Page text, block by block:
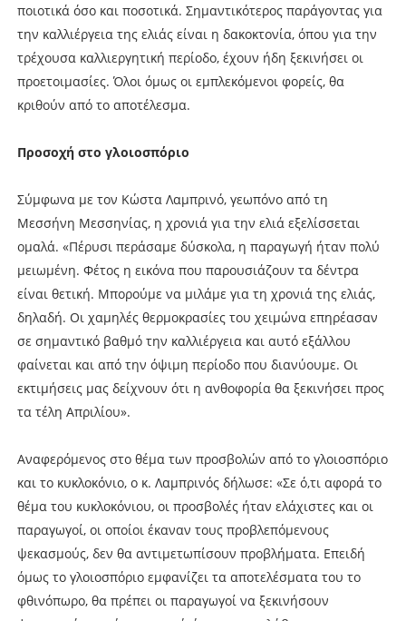
ποιοτικά όσο και ποσοτικά. Σημαντικότερος παράγοντας για
την καλλιέργεια της ελιάς είναι η δακοκτονία, όπου για την
τρέχουσα καλλιεργητική περίοδο, έχουν ήδη ξεκινήσει οι
προετοιμασίες. Όλοι όμως οι εμπλεκόμενοι φορείς, θα
κριθούν από το αποτέλεσμα.
Προσοχή στο γλοιοσπόριο
Σύμφωνα με τον Κώστα Λαμπρινό, γεωπόνο από τη
Μεσσήνη Μεσσηνίας, η χρονιά για την ελιά εξελίσσεται
ομαλά. «Πέρυσι περάσαμε δύσκολα, η παραγωγή ήταν πολύ
μειωμένη. Φέτος η εικόνα που παρουσιάζουν τα δέντρα
είναι θετική. Μπορούμε να μιλάμε για τη χρονιά της ελιάς,
δηλαδή. Οι χαμηλές θερμοκρασίες του χειμώνα επηρέασαν
σε σημαντικό βαθμό την καλλιέργεια και αυτό εξάλλου
φαίνεται και από την όψιμη περίοδο που διανύουμε. Οι
εκτιμήσεις μας δείχνουν ότι η ανθοφορία θα ξεκινήσει προς
τα τέλη Απριλίου».
Αναφερόμενος στο θέμα των προσβολών από το γλοιοσπόριο
και το κυκλοκόνιο, ο κ. Λαμπρινός δήλωσε: «Σε ό,τι αφορά το
θέμα του κυκλοκόνιου, οι προσβολές ήταν ελάχιστες και οι
παραγωγοί, οι οποίοι έκαναν τους προβλεπόμενους
ψεκασμούς, δεν θα αντιμετωπίσουν προβλήματα. Επειδή
όμως το γλοιοσπόριο εμφανίζει τα αποτελέσματα του το
φθινόπωρο, θα πρέπει οι παραγωγοί να ξεκινήσουν